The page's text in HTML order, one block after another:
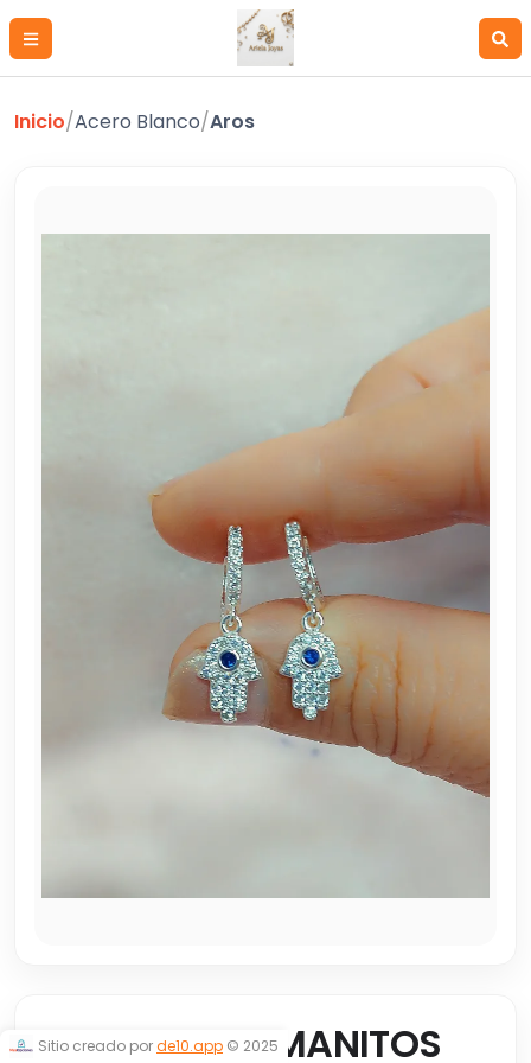
Inicio/Acero Blanco/Aros
ARGOLLITAS MANITOS
Sitio creado porde10.app © 2025